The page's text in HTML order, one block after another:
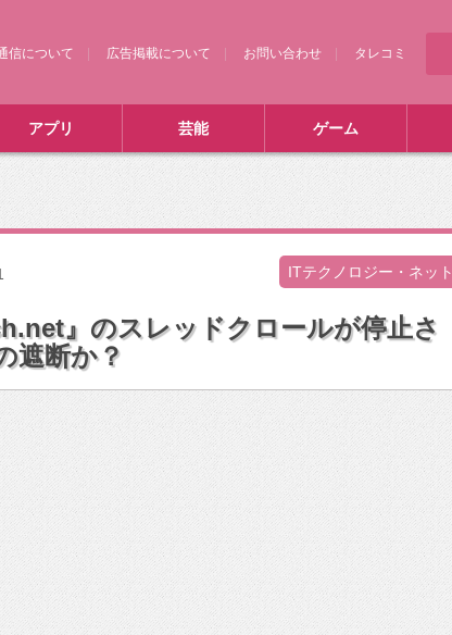
信について 広告掲載について お問い合わせ タレコミ
アプリ 芸能 ゲーム
ITテクノロジー・ネット
』のスレッドクロールが停止さ
遮断か？